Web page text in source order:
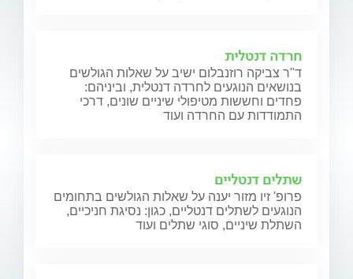
חרדה דנטלית
ד"ר צביקה רוזנבלום ישיב על שאלות הגולשים
בנושאים הנוגעים לחרדה דנטלית, וביניהם:
פחדים וחששות מטיפולי שיניים שונים, דרכי
התמודדות עם החרדה ועוד
שתלים דנטליים
פרופ' זיו מזור יענה על שאלות הגולשים בתחומים
הנוגעים לשתלים דנטליים, כגון: נסיגת חניכיים,
השתלת שיניים, סוגי שתלים ועוד